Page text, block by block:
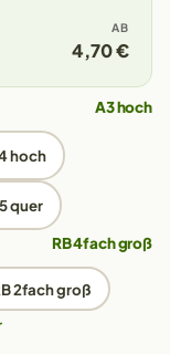
AB
4,70 €
A3 hoch
hoch
quer
RB 4fach groß
2fach groß